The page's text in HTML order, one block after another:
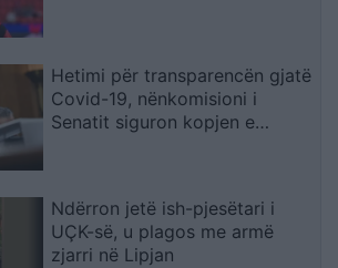
Hetimi për transparencën gjatë
Covid-19, nënkomisioni i
Senatit siguron kopjen e
Ndërron jetë ish-pjesëtari i
UÇK-së, u plagos me armë
zjarri në Lipjan